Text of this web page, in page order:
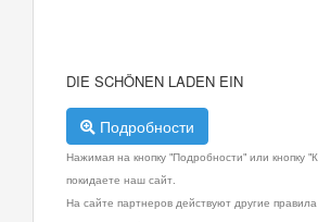
DIE SCHÖNEN LADEN EIN
Подробности
Нажимая на кнопку "Подробности" или кнопку
покидаете наш сайт.
На сайте партнеров действуют другие